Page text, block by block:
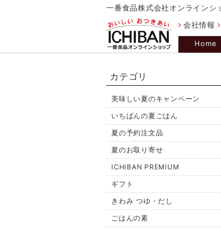
一番食品株式会社オンラインシ
会社情報
Home
カテゴリ
美味しい夏のキャンペーン
いちばんの夏ごはん
夏の予約注文品
夏のお取り寄せ
ICHIBAN PREMIUM
ギフト
きわみ つゆ・だし
ごはんの素